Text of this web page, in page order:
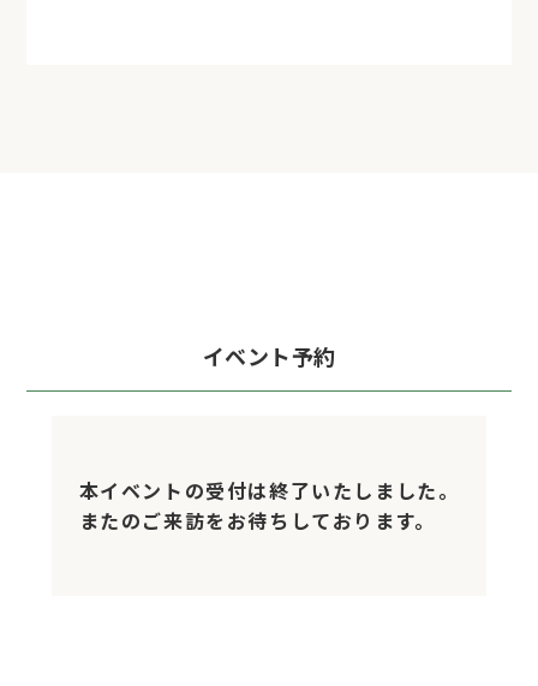
イベント予約
本イベントの受付は終了いたしました。
またのご来訪をお待ちしております。